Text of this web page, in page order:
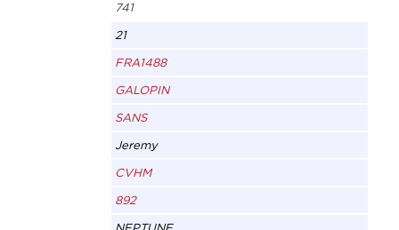
741
21
FRA1488
GALOPIN
SANS
Jeremy
CVHM
892
NEPTUNE